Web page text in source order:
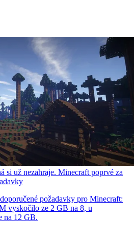
si už nezahraje. Minecraft poprvé za
požadavky pro Minecraft:
vyskočilo ze 2 GB na 8, u
na 12 GB.